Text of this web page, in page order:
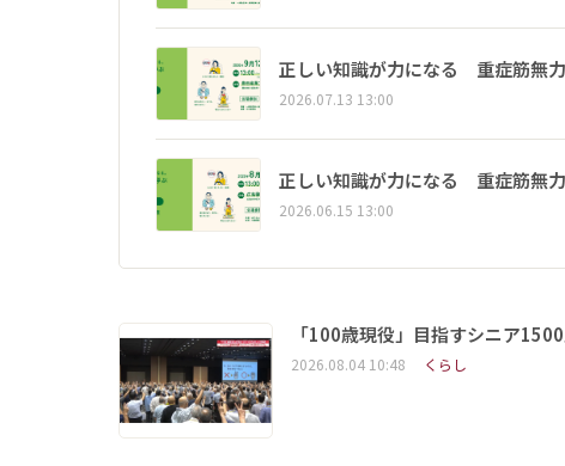
正しい知識が力になる 重症筋無
2026.07.13 13:00
正しい知識が力になる 重症筋無
2026.06.15 13:00
「100歳現役」目指すシニア
2026.08.04 10:48 くらし